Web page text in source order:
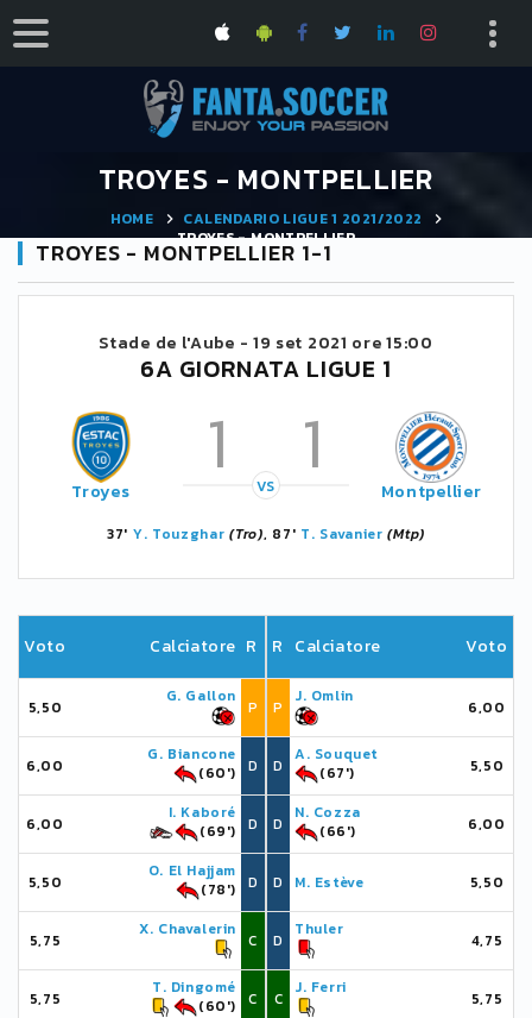
TROYES - MONTPELLIER
HOME
CALENDARIO LIGUE 1 2021/2022
TROYES - MONTPELLIER
TROYES - MONTPELLIER 1-1
Stade de l'Aube - 19 set 2021 ore 15:00
6A GIORNATA LIGUE 1
Troyes 1 1
VS Montpellier
37' Y. Touzghar (Tro), 87' T. Savanier (Mtp)
Voto Calciatore R
5,50
G. Gallon
P
6,00
G. Biancone
(60')
D
6,00
I. Kaboré
(69')
D
5,50
O. El Hajjam
(78')
D
5,75
X. Chavalerin
C
5,75
T. Dingomé
(60')
C
R Calciatore Voto
P
J. Omlin
6,00
D
A. Souquet
(67')
5,50
D
N. Cozza
(66')
6,00
D M. Estève 5,50
D
Thuler
4,75
C
J. Ferri
5,75